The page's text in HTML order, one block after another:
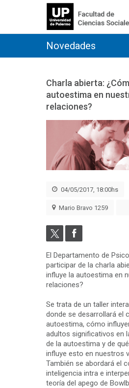
Novedades
Charla abierta:
autoestima en
relaciones?
04/05/2017, 18:00hs
Mario Bravo 1259
El Departamento de
participar de la charla
influye la autoestima en
relaciones?
Se trata de un taller
donde se desarrollará el
autoestima, cómo
adultos significativos en
de la autoestima y de
influye esto en nuestros
También se abordará el
inteligencia intra e
teoría del apego de